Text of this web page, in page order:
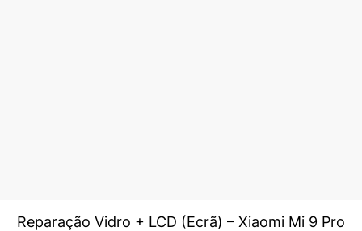
Reparação Vidro + LCD (Ecrã) – Xiaomi Mi 9 Pro